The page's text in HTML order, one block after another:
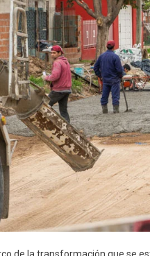
de la transformación que se